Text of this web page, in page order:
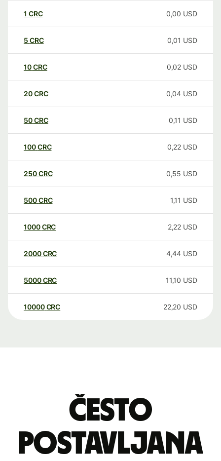
1 CRC 0,00 USD
5 CRC 0,01 USD
10CRC 0,02 USD
20CRC 0,04 USD
50CRC 0,11 USD
100CRC 0,22 USD
250CRC 0,55 USD
500CRC 1,11 USD
1000CRC 2,22 USD
2000CRC 4,44 USD
5000CRC 11,10 USD
10000 CRC 22,20 USD
Često
postavljana